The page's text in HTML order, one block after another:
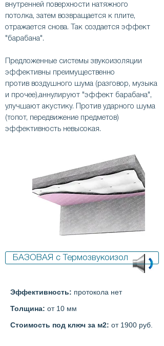
внутренней поверхности натяжного
потолка, затем возвращается к плите,
отражается снова. Так создается эффект
"барабана".
Предложенные системы звукоизоляции
эффективны преимущественно
против воздушного шума (разговор, музыка
и прочее),аннулируют "эффект барабана",
улучшают акустику. Против ударного шума
(топот, передвижение предметов)
эффективность невысокая.
БАЗОВАЯ с Термозвукоизол
Эффективность: протокола нет
Толщина: от 10 мм
Стоимость под ключ за м2: от 1900 руб.